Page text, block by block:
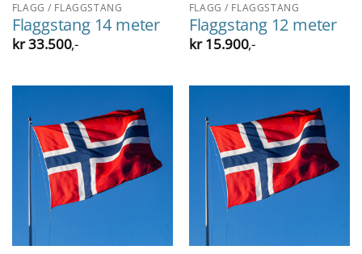
FLAGG / FLAGGSTANG
Flaggstang 14 meter
kr33.500,-
FLAGG / FLAGGSTANG
Flaggstang 12 meter
kr15.900,-